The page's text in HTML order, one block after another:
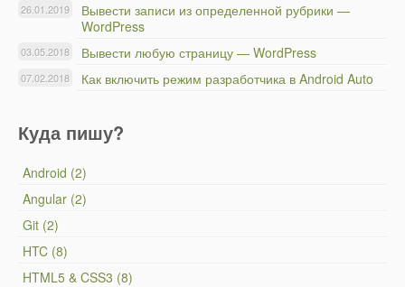
Вывести записи из определенной рубрики —
WordPress
26.01.2019
Вывести любую страницу — WordPress
03.05.2018
Как включить режим разработчика в Android Auto
07.02.2018
Куда пишу?
Android (2)
Angular (2)
Git (2)
HTC (8)
HTML5 & CSS3 (8)